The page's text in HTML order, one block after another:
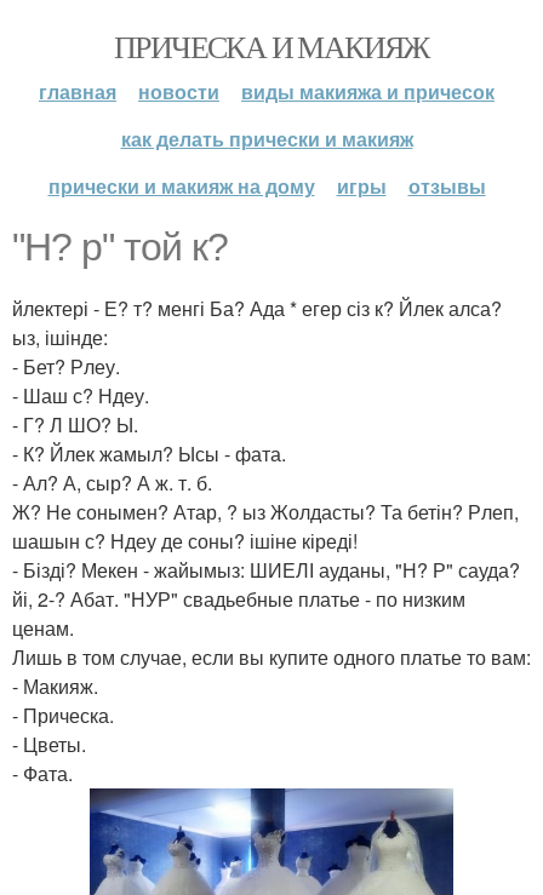
ПРИЧЕСКА И МАКИЯЖ
главная новости
виды макияжа и причесок
как делать прически и макияж
прически и макияж на дому
игры отзывы
"Н? р" той к?
йлектері - Е? т? менгі Ба? Ада * егер сіз к? Йлек алса?
ыз, ішінде:
- Бет? Рлеу.
- Шаш с? Ндеу.
- Г? Л ШО? Ы.
- К? Йлек жамыл? Ысы - фата.
- Ал? А, сыр? А ж. т. б.
Ж? Не сонымен? Атар, ? ыз Жолдасты? Та бетін? Рлеп,
шашын с? Ндеу де соны? ішіне кіреді!
- Бізді? Мекен - жайымыз: ШИЕЛІ ауданы, "Н? Р" сауда?
йі, 2-? Абат. "НУР" свадьебные платье - по низким
ценам.
Лишь в том случае, если вы купите одного платье то вам:
- Макияж.
- Прическа.
- Цветы.
- Фата.